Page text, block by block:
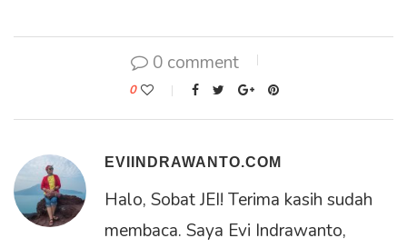
0 comment
0
EVIINDRAWANTO.COM
Halo, Sobat JEI! Terima kasih sudah
membaca. Saya Evi Indrawanto,